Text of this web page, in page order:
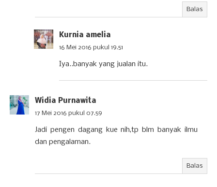
Balas
Kurnia amelia
16 Mei 2016 pukul 19.51
Iya..banyak yang jualan itu.
Widia Purnawita
17 Mei 2016 pukul 07.59
Jadi pengen dagang kue nih,tp blm banyak ilmu
dan pengalaman.
Balas